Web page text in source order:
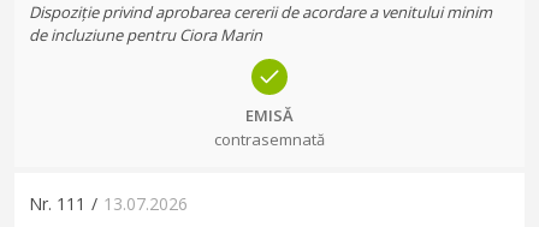
Dispoziție privind aprobarea cererii de acordare a venitului minim
de incluziune pentru Ciora Marin
EMISĂ
contrasemnată
Nr. 111 / 13.07.2026